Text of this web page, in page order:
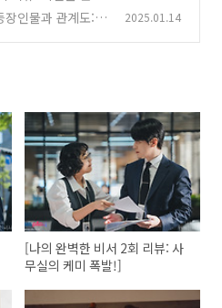
인물과 관계도:
2025.01.14
[나의 완벽한 비서 2회 리뷰: 사
무실의 케미 폭발!]